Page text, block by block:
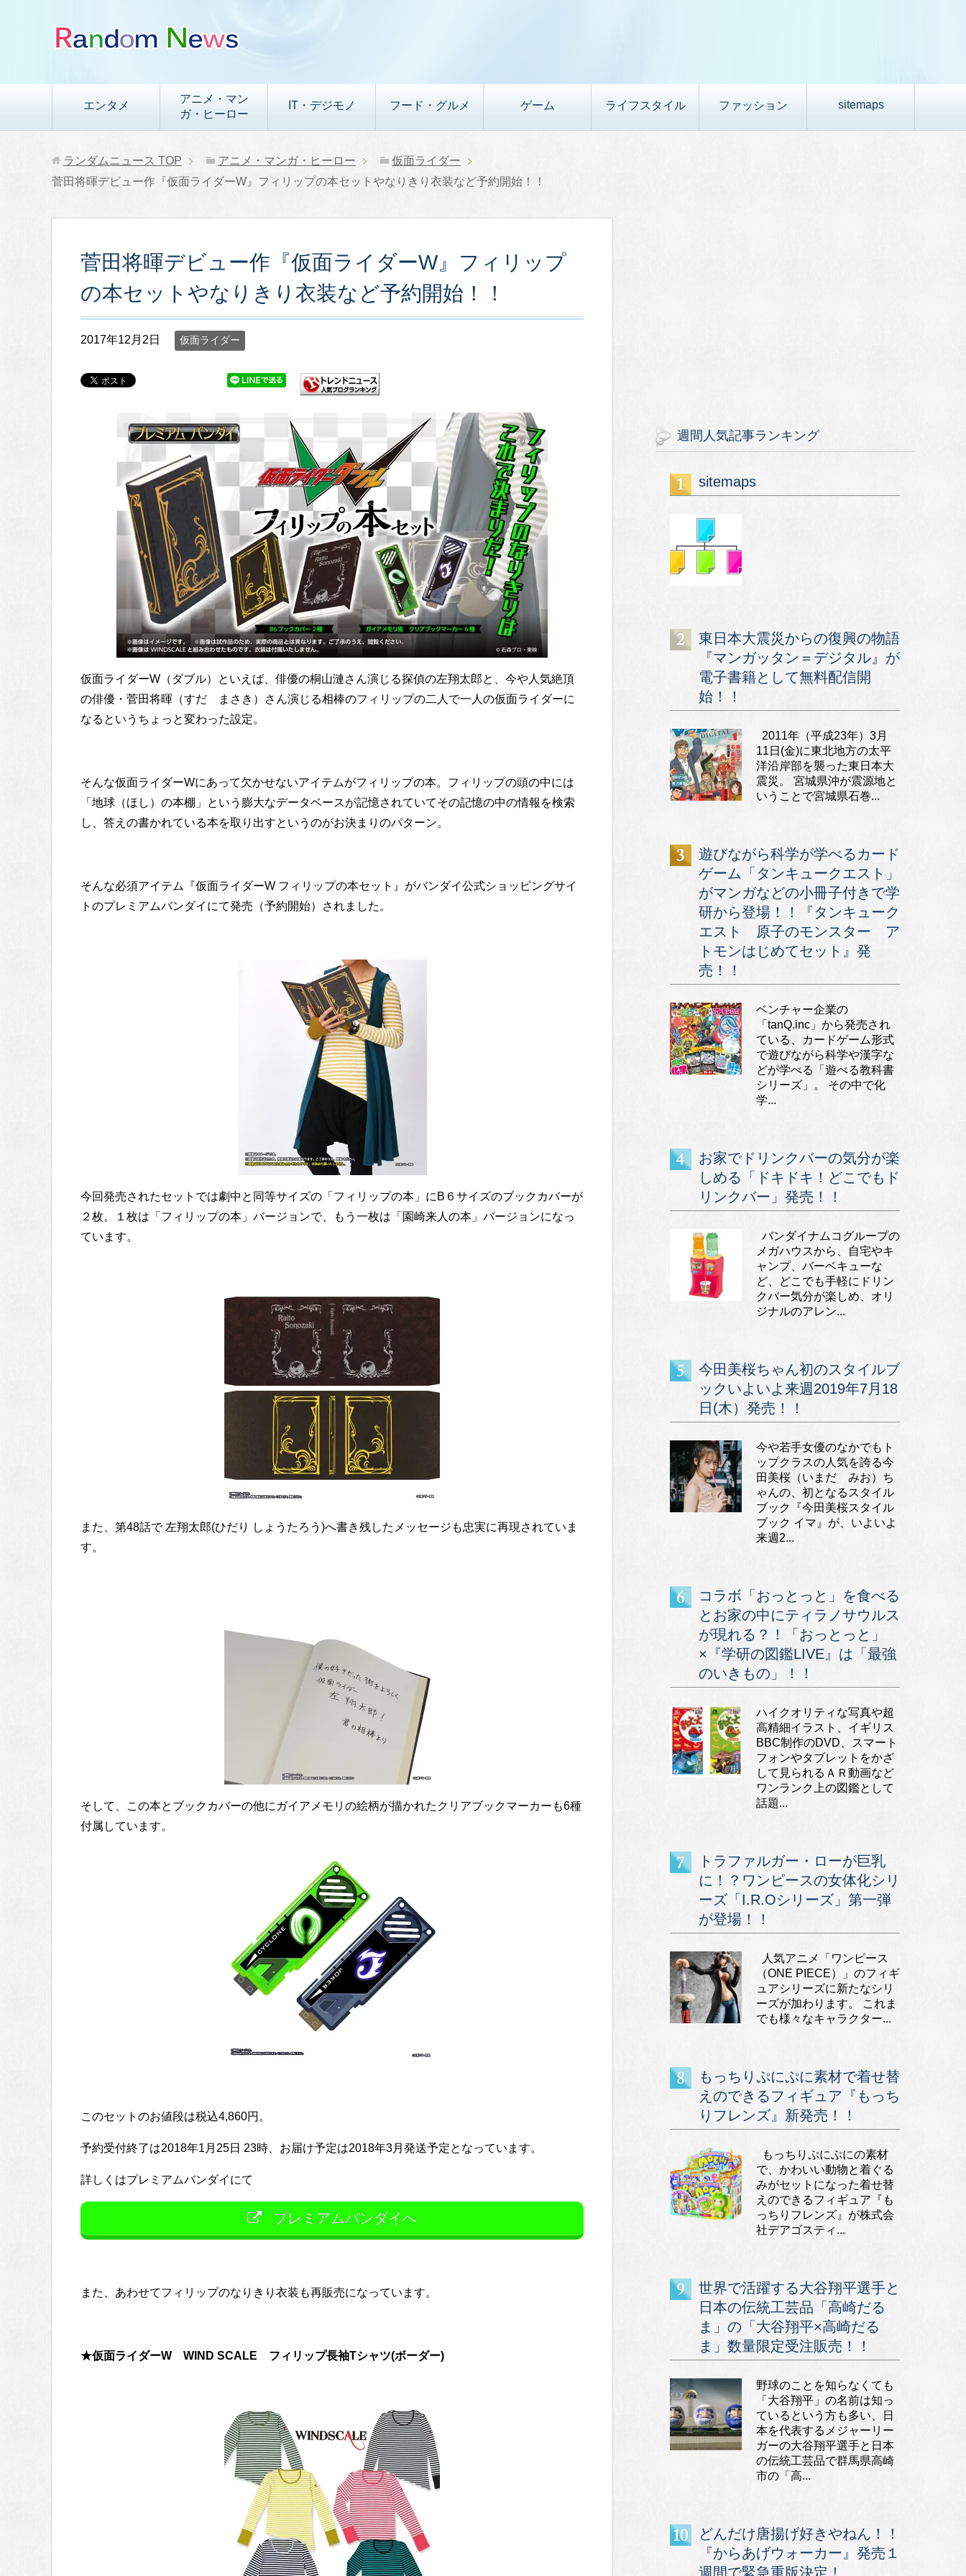
エンタメ
アニメ・マン
ガ・ヒーロー
IT・デジモノ フード・グルメ ゲーム ライフスタイル ファッション sitemaps
ランダムニュース TOP アニメ・マンガ・ヒーロー
仮面ライダー
菅田将暉デビュー作『仮面ライダーW』フィリップの本セットやなりきり衣装など予約開始！！
菅田将暉デビュー作『仮面ライダーW』フィリップ
の本セットやなりきり衣装など予約開始！！
2017年12月2日 仮面ライダー
仮面ライダーW（ダブル）といえば、俳優の桐山漣さん演じる探偵の左翔太郎と、今や人気絶頂
の俳優・菅田将暉（すだ まさき）さん演じる相棒のフィリップの二人で一人の仮面ライダーに
なるというちょっと変わった設定。
そんな仮面ライダーWにあって欠かせないアイテムがフィリップの本。フィリップの頭の中には
「地球（ほし）の本棚」という膨大なデータベースが記憶されていてその記憶の中の情報を検索
し、答えの書かれている本を取り出すというのがお決まりのパターン。
そんな必須アイテム『仮面ライダーW フィリップの本セット』がバンダイ公式ショッピングサイ
トのプレミアムバンダイにて発売（予約開始）されました。
今回発売されたセットでは劇中と同等サイズの「フィリップの本」にB６サイズのブックカバーが
２枚。１枚は「フィリップの本」バージョンで、もう一枚は「園崎来人の本」バージョンになっ
ています。
また、第48話で 左翔太郎(ひだり しょうたろう)へ書き残したメッセージも忠実に再現されていま
す。
そして、この本とブックカバーの他にガイアメモリの絵柄が描かれたクリアブックマーカーも6種
付属しています。
このセットのお値段は税込4,860円。
予約受付終了は2018年1月25日 23時、お届け予定は2018年3月発送予定となっています。
詳しくはプレミアムバンダイにて
プレミアムバンダイへ
また、あわせてフィリップのなりきり衣装も再販売になっています。
★仮面ライダーW WIND SCALE フィリップ長袖Tシャツ(ボーダー)
週間人気記事ランキング
sitemaps
東日本大震災からの復興の物語
『マンガッタン＝デジタル』が
電子書籍として無料配信開
始！！
2011年（平成23年）3月
11日(金)に東北地方の太平
洋沿岸部を襲った東日本大
震災。 宮城県沖が震源地と
いうことで宮城県石巻...
遊びながら科学が学べるカード
ゲーム「タンキュークエスト」
がマンガなどの小冊子付きで学
研から登場！！『タンキューク
エスト 原子のモンスター ア
トモンはじめてセット』発
売！！
ベンチャー企業の
「tanQ.inc」から発売され
ている、カードゲーム形式
で遊びながら科学や漢字な
どが学べる「遊べる教科書
シリーズ」。 その中で化
学...
お家でドリンクバーの気分が楽
しめる「ドキドキ！どこでもド
リンクバー」発売！！
バンダイナムコグループの
メガハウスから、自宅やキ
ャンプ、バーベキューな
ど、どこでも手軽にドリン
クバー気分が楽しめ、オリ
ジナルのアレン...
今田美桜ちゃん初のスタイルブ
ックいよいよ来週2019年7月18
日(木）発売！！
今や若手女優のなかでもト
ップクラスの人気を誇る今
田美桜（いまだ みお）ち
ゃんの、初となるスタイル
ブック『今田美桜スタイル
ブック イマ』が、いよいよ
来週2...
コラボ「おっとっと」を食べる
とお家の中にティラノサウルス
が現れる？！「おっとっと」
×『学研の図鑑LIVE』は「最強
のいきもの」！！
ハイクオリティな写真や超
高精細イラスト、イギリス
BBC制作のDVD、スマート
フォンやタブレットをかざ
して見られるＡＲ動画など
ワンランク上の図鑑として
話題...
トラファルガー・ローが巨乳
に！？ワンピースの女体化シリ
ーズ「I.R.Oシリーズ」第一弾
が登場！！
人気アニメ「ワンピース
（ONE PIECE）」のフィギ
ュアシリーズに新たなシリ
ーズが加わります。 これま
でも様々なキャラクター...
もっちりぷにぷに素材で着せ替
えのできるフィギュア『もっち
りフレンズ』新発売！！
もっちりぷにぷにの素材
で、かわいい動物と着ぐる
みがセットになった着せ替
えのできるフィギュア『も
っちりフレンズ』が株式会
社デアゴスティ...
世界で活躍する大谷翔平選手と
日本の伝統工芸品「高崎だる
ま」の「大谷翔平×高崎だる
ま」数量限定受注販売！！
野球のことを知らなくても
「大谷翔平」の名前は知っ
ているという方も多い、日
本を代表するメジャーリー
ガーの大谷翔平選手と日本
の伝統工芸品で群馬県高崎
市の「高...
どんだけ唐揚げ好きやねん！！
『からあげウォーカー』発売１
週間で緊急重版決定！